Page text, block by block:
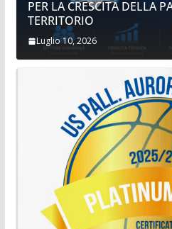
PER LA CRESCITA DELLA
TERRITORIO
Luglio 10, 2026